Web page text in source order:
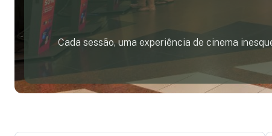
Cada sessão, uma experiência de cinema